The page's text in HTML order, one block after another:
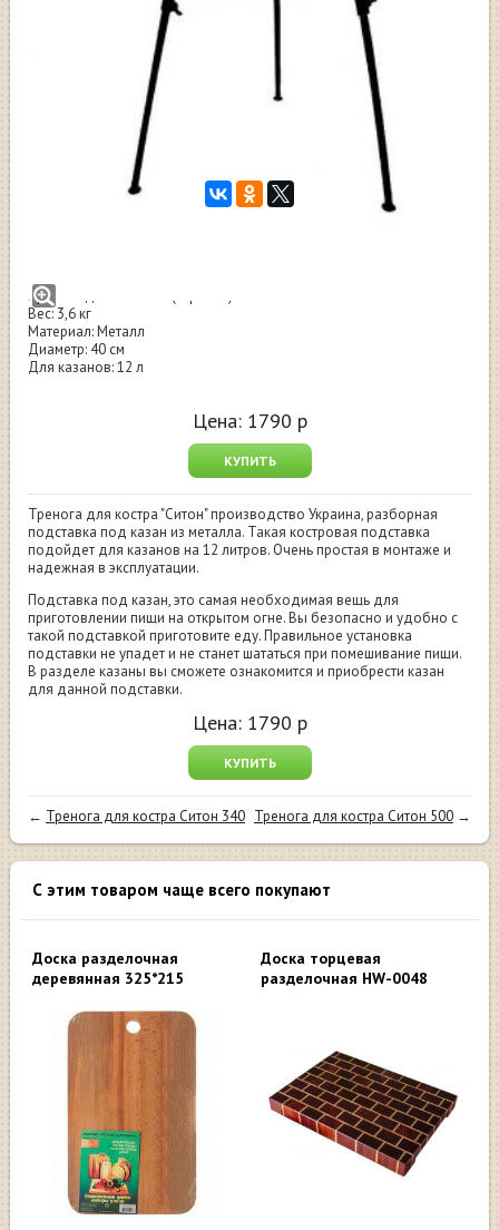
Производство: Ситон (Украина)
Вес: 3,6 кг
Материал: Металл
Диаметр: 40 см
Для казанов: 12 л
Цена: 1790 р
КУПИТЬ
Тренога для костра "Ситон" производство Украина, разборная
подставка под казан из металла. Такая костровая подставка
подойдет для казанов на 12 литров. Очень простая в монтаже и
надежная в эксплуатации.
Подставка под казан, это самая необходимая вещь для
приготовлении пищи на открытом огне. Вы безопасно и удобно с
такой подставкой приготовите еду. Правильное установка
подставки не упадет и не станет шататься при помешивание пищи.
В разделе казаны вы сможете ознакомится и приобрести казан
для данной подставки.
Цена: 1790 р
КУПИТЬ
← Тренога для костра Ситон 340 Тренога для костра Ситон 500→
С этим товаром чаще всего покупают
Доска разделочная
деревянная 325*215
Доска торцевая
разделочная HW-0048